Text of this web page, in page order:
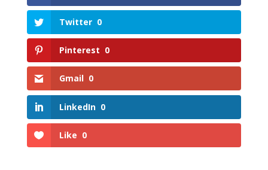
Twitter 0
Pinterest 0
Gmail 0
LinkedIn 0
Like 0